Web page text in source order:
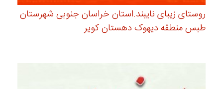
روستای زیبای نایبند.استان خراسان جنوبی شهرستان
طبس منطقه دیهوک دهستان کویر